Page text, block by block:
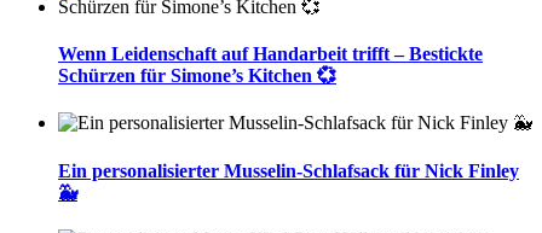
Wenn Leidenschaft auf Handarbeit trifft – Bestickte
Schürzen für Simone’s Kitchen 💞
Ein personalisierter Musselin-Schlafsack für Nick Finley
🐳